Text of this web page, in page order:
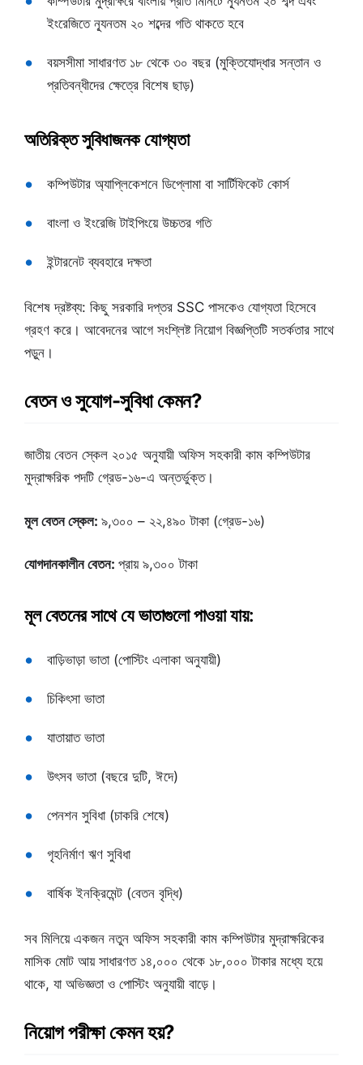
ইংরেজিতে ন্যূনতম ২০ শব্দের গতি থাকতে হবে
বয়সসীমা সাধারণত ১৮ থেকে ৩০ বছর (মুক্তিযোদ্ধার সন্তান ও
প্রতিবন্ধীদের ক্ষেত্রে বিশেষ ছাড়)
অতিরিক্ত সুবিধাজনক যোগ্যতা
কম্পিউটার অ্যাপ্লিকেশনে ডিপ্লোমা বা সার্টিফিকেট কোর্স
বাংলা ও ইংরেজি টাইপিংয়ে উচ্চতর গতি
ইন্টারনেট ব্যবহারে দক্ষতা
বিশেষ দ্রষ্টব্য: কিছু সরকারি দপ্তর SSC পাসকেও যোগ্যতা হিসেবে
গ্রহণ করে। আবেদনের আগে সংশ্লিষ্ট নিয়োগ বিজ্ঞপ্তিটি সতর্কতার সাথে
পড়ুন।
বেতন ও সুযোগ-সুবিধা কেমন?
জাতীয় বেতন স্কেল ২০১৫ অনুযায়ী অফিস সহকারী কাম কম্পিউটার
মুদ্রাক্ষরিক পদটি গ্রেড-১৬-এ অন্তর্ভুক্ত।
মূল বেতন স্কেল: ৯,৩০০ – ২২,৪৯০ টাকা (গ্রেড-১৬)
যোগদানকালীন বেতন: প্রায় ৯,৩০০ টাকা
মূল বেতনের সাথে যে ভাতাগুলো পাওয়া যায়:
বাড়িভাড়া ভাতা (পোস্টিং এলাকা অনুযায়ী)
চিকিৎসা ভাতা
যাতায়াত ভাতা
উৎসব ভাতা (বছরে দুটি, ঈদে)
পেনশন সুবিধা (চাকরি শেষে)
গৃহনির্মাণ ঋণ সুবিধা
বার্ষিক ইনক্রিমেন্ট (বেতন বৃদ্ধি)
সব মিলিয়ে একজন নতুন অফিস সহকারী কাম কম্পিউটার মুদ্রাক্ষরিকের
মাসিক মোট আয় সাধারণত ১৪,০০০ থেকে ১৮,০০০ টাকার মধ্যে হয়ে
থাকে, যা অভিজ্ঞতা ও পোস্টিং অনুযায়ী বাড়ে।
নিয়োগ পরীক্ষা কেমন হয়?